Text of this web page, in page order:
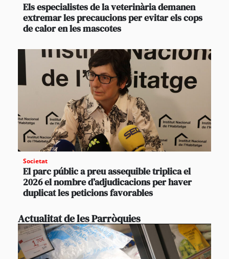
Els especialistes de la veterinària demanen
extremar les precaucions per evitar els cops
de calor en les mascotes
Societat
El parc públic a preu assequible triplica el
2026 el nombre d’adjudicacions per haver
duplicat les peticions favorables
Actualitat de les Parròquies